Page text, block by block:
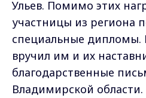
Ульев. Помимо этих
участницы из региона
специальные дипломы.
вручил им и их
благодарственные
Владимирской